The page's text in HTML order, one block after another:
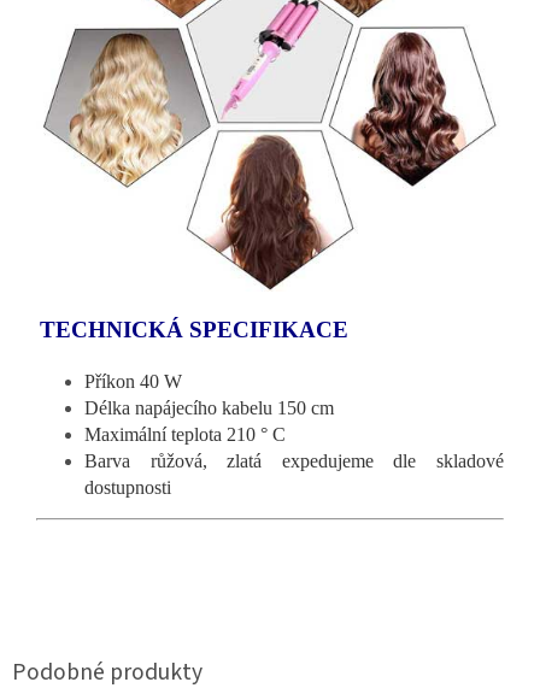
TECHNICKÁ SPECIFIKACE
Příkon 40 W
Délka napájecího kabelu 150 cm
Maximální teplota 210 ° C
Barva růžová, zlatá expedujeme dle skladové
dostupnosti